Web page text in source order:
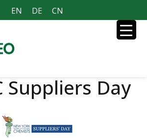
EN DE CN
Suppliers Day